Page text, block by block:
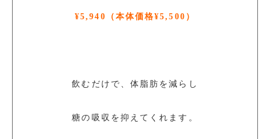
¥5,940（本体価格¥5,500）
飲むだけで、体脂肪を減らし
糖の吸収を抑えてくれます。